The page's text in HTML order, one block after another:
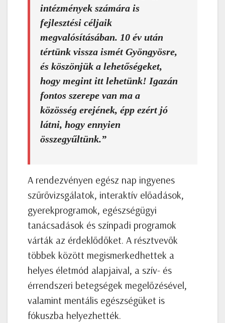
intézmények számára is
fejlesztési céljaik
megvalósításában. 10 év után
tértünk vissza ismét Gyöngyösre,
és köszönjük a lehetőségeket,
hogy megint itt lehetünk! Igazán
fontos szerepe van ma a
közösség erejének, épp ezért jó
látni, hogy ennyien
összegyűltünk.”
A rendezvényen egész nap ingyenes
szűrővizsgálatok, interaktív előadások,
gyerekprogramok, egészségügyi
tanácsadások és színpadi programok
várták az érdeklődőket. A résztvevők
többek között megismerkedhettek a
helyes életmód alapjaival, a szív- és
érrendszeri betegségek megelőzésével,
valamint mentális egészségüket is
fókuszba helyezhették.